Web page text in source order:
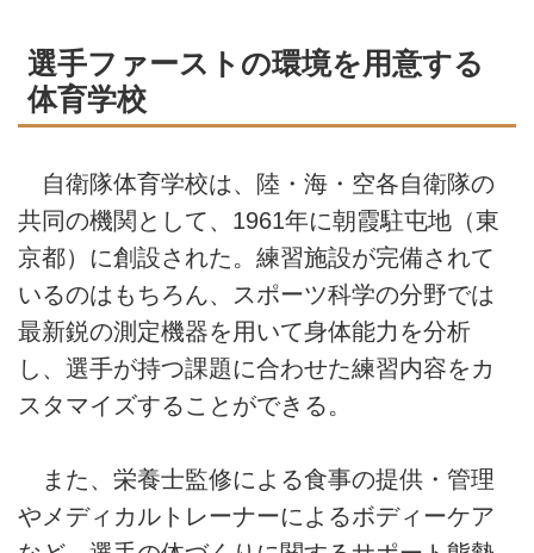
選手ファーストの環境を用意する
体育学校
自衛隊体育学校は、陸・海・空各自衛隊の
共同の機関として、1961年に朝霞駐屯地（東
京都）に創設された。練習施設が完備されて
いるのはもちろん、スポーツ科学の分野では
最新鋭の測定機器を用いて身体能力を分析
し、選手が持つ課題に合わせた練習内容をカ
スタマイズすることができる。
また、栄養士監修による食事の提供・管理
やメディカルトレーナーによるボディーケア